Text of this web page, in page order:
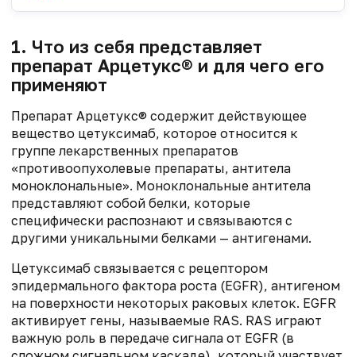
1. Что из себя представляет
препарат Арцетукс® и для чего его
применяют
Препарат Арцетукс® содержит действующее
вещество цетуксимаб, которое относится к
группе лекарственных препаратов
«противоопухолевые препараты, антитела
моноклональные». Моноклональные антитела
представляют собой белки, которые
специфически распознают и связываются с
другими уникальными белками — антигенами.
Цетуксимаб связывается с рецептором
эпидермального фактора роста (EGFR), антигеном
на поверхности некоторых раковых клеток. EGFR
активирует гены, называемые RAS. RAS играют
важную роль в передаче сигнала от EGFR (в